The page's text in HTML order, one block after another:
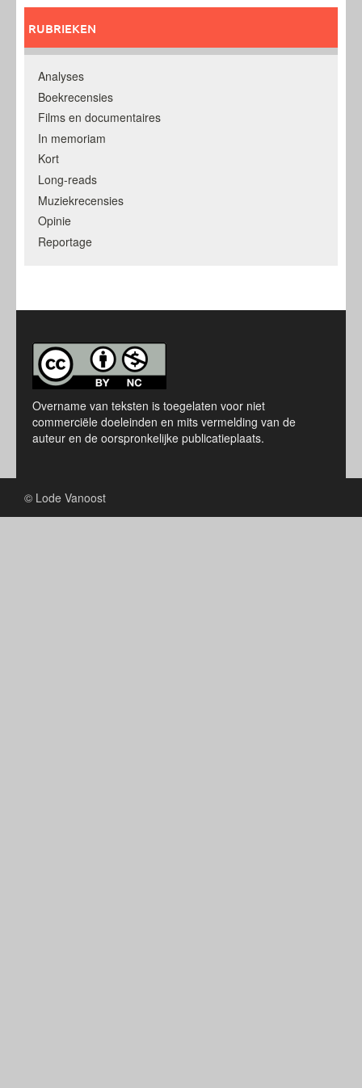
RUBRIEKEN
Analyses
Boekrecensies
Films en documentaires
In memoriam
Kort
Long-reads
Muziekrecensies
Opinie
Reportage
Overname van teksten is toegelaten voor niet
commerciële doeleinden en mits vermelding van de
auteur en de oorspronkelijke publicatieplaats.
© Lode Vanoost